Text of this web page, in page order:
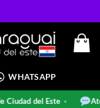
WHATSAPP
de Ciudad del Este